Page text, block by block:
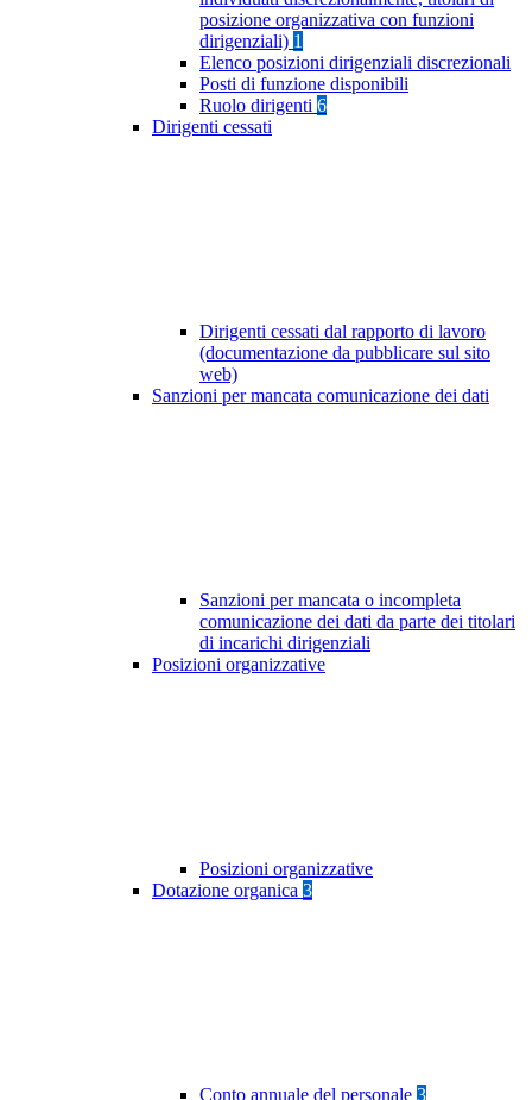
posizione organizzativa con funzioni
dirigenziali) 1
Elenco posizioni dirigenziali discrezionali
Posti di funzione disponibili
Ruolo dirigenti 6
Dirigenti cessati
Dirigenti cessati dal rapporto di lavoro
(documentazione da pubblicare sul sito
web)
Sanzioni per mancata comunicazione dei dati
Sanzioni per mancata o incompleta
comunicazione dei dati da parte dei titolari
di incarichi dirigenziali
Posizioni organizzative
Posizioni organizzative
Dotazione organica 3
Conto annuale del personale 3